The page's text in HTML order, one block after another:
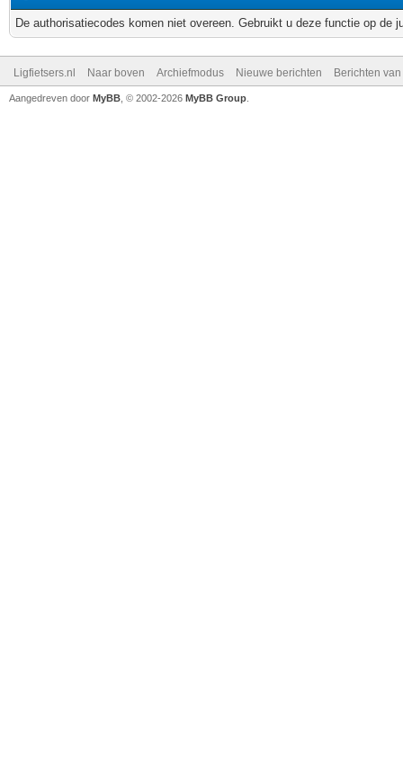
De authorisatiecodes komen niet overeen. Gebruikt u deze functie op de
Ligfietsers.nl Naar boven Archiefmodus Nieuwe berichten Berichten
Aangedreven door MyBB , © 2002-2026 MyBB Group